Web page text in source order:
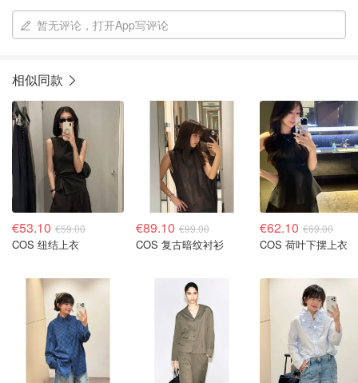
暂无评论，打开App写评论
相似同款
€53.10 €59.00
COS 纽结上衣
€89.10 €99.00
COS 复古暗纹衬衫
€62.10 €69.00
COS 荷叶下摆上衣